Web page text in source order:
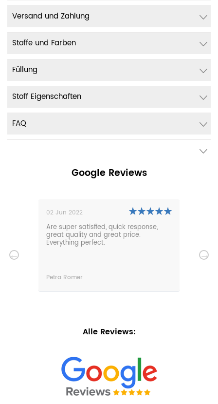
Versand und Zahlung
Stoffe und Farben
Füllung
Stoff Eigenschaften
FAQ
Google Reviews
02 Jun 2022
Are super satisfied, quick response,
great quality and great price.
Everything perfect.
Petra Romer
Alle Reviews: